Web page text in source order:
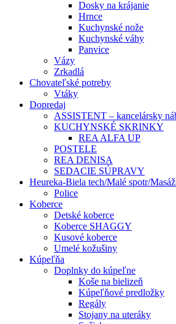
Dosky na krájanie
Hrnce
Kuchynské nože
Kuchynské váhy
Panvice
Vázy
Zrkadlá
Chovateľské potreby
Vtáky
Dopredaj
ASSISTENT – kancelársky
KUCHYNSKÉ SKRINKY
REA ALFA UP
POSTELE
REA DENISA
SEDACIE SÚPRAVY
Heureka-Biela tech/Malé spotr/
Police
Koberce
Detské koberce
Koberce SHAGGY
Kusové koberce
Umelé kožušiny
Kúpeľňa
Doplnky do kúpeľne
Koše na bielizeň
Kúpeľňové predložky
Regály
Stojany na uteráky